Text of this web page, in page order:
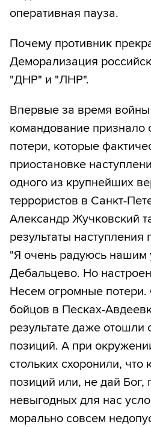
оперативная пауза.
Почему противник
Деморализация
"ДНР" и "ЛНР".
Впервые за время войны
командование признало
потери, которые
приостановке
одного из крупнейших
террористов в Санкт-
Александр Жучковский
результаты наступления
"Я очень радуюсь нашим
Дебальцево. Но
Несем огромные
бойцов в Песках-
результате даже отошли
позиций. А при
стольких схоронили, что
позиций или, не дай Бог,
невыгодных для нас
морально совсем